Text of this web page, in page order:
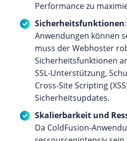
Performance zu
Sicherheitsfunktionen
Anwendungen können
muss der Webhoster
Sicherheitsfunktionen
SSL-Unterstützung,
Cross-Site Scripting
Sicherheitsupdates.
Skalierbarkeit und
Da ColdFusion-